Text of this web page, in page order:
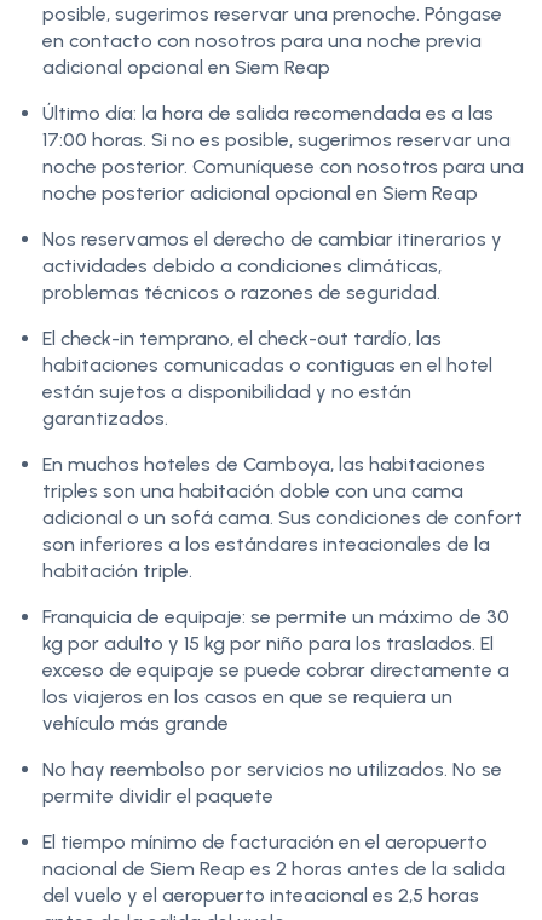
posible, sugerimos reservar una prenoche. Póngase
en contacto con nosotros para una noche previa
adicional opcional en Siem Reap
Último día: la hora de salida recomendada es a las
17:00 horas. Si no es posible, sugerimos reservar una
noche posterior. Comuníquese con nosotros para una
noche posterior adicional opcional en Siem Reap
Nos reservamos el derecho de cambiar itinerarios y
actividades debido a condiciones climáticas,
problemas técnicos o razones de seguridad.
El check-in temprano, el check-out tardío, las
habitaciones comunicadas o contiguas en el hotel
están sujetos a disponibilidad y no están
garantizados.
En muchos hoteles de Camboya, las habitaciones
triples son una habitación doble con una cama
adicional o un sofá cama. Sus condiciones de confort
son inferiores a los estándares inteacionales de la
habitación triple.
Franquicia de equipaje: se permite un máximo de 30
kg por adulto y 15 kg por niño para los traslados. El
exceso de equipaje se puede cobrar directamente a
los viajeros en los casos en que se requiera un
vehículo más grande
No hay reembolso por servicios no utilizados. No se
permite dividir el paquete
El tiempo mínimo de facturación en el aeropuerto
nacional de Siem Reap es 2 horas antes de la salida
del vuelo y el aeropuerto inteacional es 2,5 horas